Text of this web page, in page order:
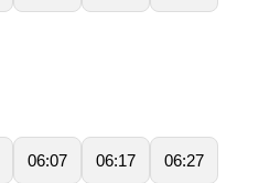
06:07 06:17 06:27